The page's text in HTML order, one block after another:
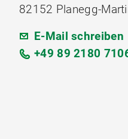
82152 Planegg-
E-Mail schreiben
+49 89 2180